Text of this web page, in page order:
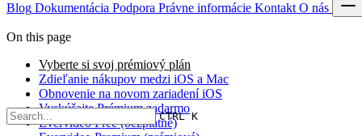
Blog Dokumentácia Podpora Právne informácie Kontakt O nás
CTRL K
On this page
Vyberte si svoj prémiový plán
Zdieľanie nákupov medzi iOS a Mac
Obnovenie na novom zariadení iOS
Vyskúšajte Prémium zadarmo
Evervideo Free (bezplatné)